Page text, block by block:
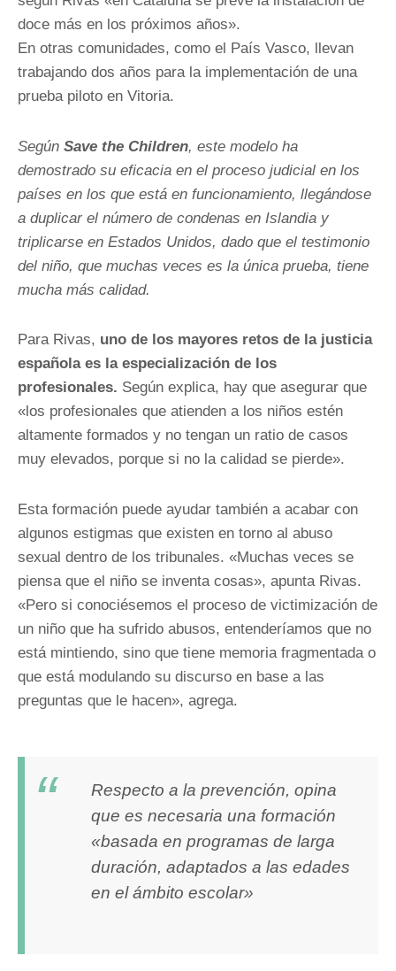
doce más en los próximos años».
En otras comunidades, como el País Vasco, llevan
trabajando dos años para la implementación de una
prueba piloto en Vitoria.
Según Save the Children, este modelo ha
demostrado su eficacia en el proceso judicial en los
países en los que está en funcionamiento, llegándose
a duplicar el número de condenas en Islandia y
triplicarse en Estados Unidos, dado que el testimonio
del niño, que muchas veces es la única prueba, tiene
mucha más calidad.
Para Rivas, uno de los mayores retos de la justicia
española es la especialización de los
profesionales. Según explica, hay que asegurar que
«los profesionales que atienden a los niños estén
altamente formados y no tengan un ratio de casos
muy elevados, porque si no la calidad se pierde».
Esta formación puede ayudar también a acabar con
algunos estigmas que existen en torno al abuso
sexual dentro de los tribunales. «Muchas veces se
piensa que el niño se inventa cosas», apunta Rivas.
«Pero si conociésemos el proceso de victimización de
un niño que ha sufrido abusos, entenderíamos que no
está mintiendo, sino que tiene memoria fragmentada o
que está modulando su discurso en base a las
preguntas que le hacen», agrega.
Respecto a la prevención, opina
que es necesaria una formación
«basada en programas de larga
duración, adaptados a las edades
en el ámbito escolar»